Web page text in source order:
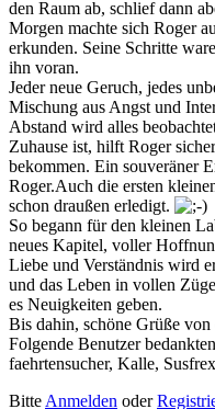
den Raum ab, schlief dann
Morgen machte sich Roger
erkunden. Seine Schritte
ihn voran.
Jeder neue Geruch, jedes
Mischung aus Angst und
Abstand wird alles
Zuhause ist, hilft Roger
bekommen. Ein souveräner
Roger.Auch die ersten
schon draußen erledigt.
So begann für den kleinen
neues Kapitel, voller
Liebe und Verständnis wird
und das Leben in vollen
es Neuigkeiten geben.
Bis dahin, schöne Grüße
Folgende Benutzer
faehrtensucher, Kalle,
BitteAnmelden oder